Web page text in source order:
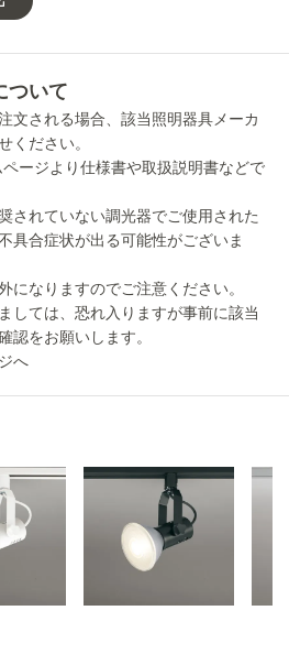
ついて
文される場合、該当照明器具メーカ
ください。
ージより仕様書や取扱説明書などで
されていない調光器でご使用された
具合症状が出る可能性がございま
になりますのでご注意ください。
しては、恐れ入りますが事前に該当
認をお願いします。
へ